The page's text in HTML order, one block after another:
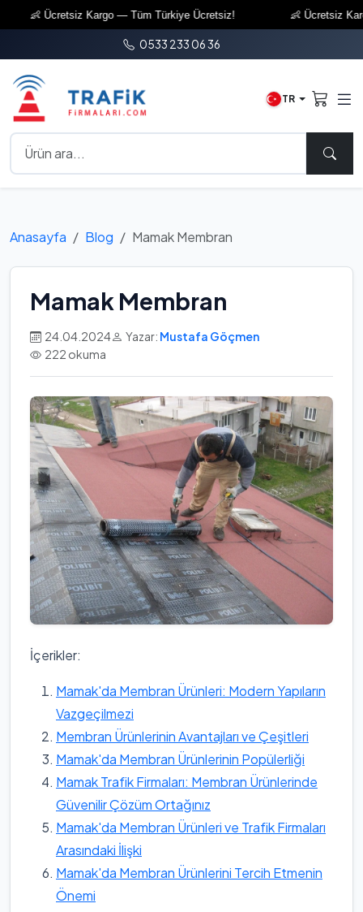
👶 Ücretsiz Kargo — Tüm Türkiye Ücretsiz! 👶 Ücretsiz Kargo
0533 233 06 36
TR
Anasayfa Blog Mamak Membran
Mamak Membran
24.04.2024 Yazar: Mustafa Göçmen
222 okuma
İçerikler:
Mamak'da Membran Ürünleri: Modern Yapıların
Vazgeçilmezi
Membran Ürünlerinin Avantajları ve Çeşitleri
Mamak'da Membran Ürünlerinin Popülerliği
Mamak Trafik Firmaları: Membran Ürünlerinde
Güvenilir Çözüm Ortağınız
Mamak'da Membran Ürünleri ve Trafik Firmaları
Arasındaki İlişki
Mamak'da Membran Ürünlerini Tercih Etmenin
Önemi